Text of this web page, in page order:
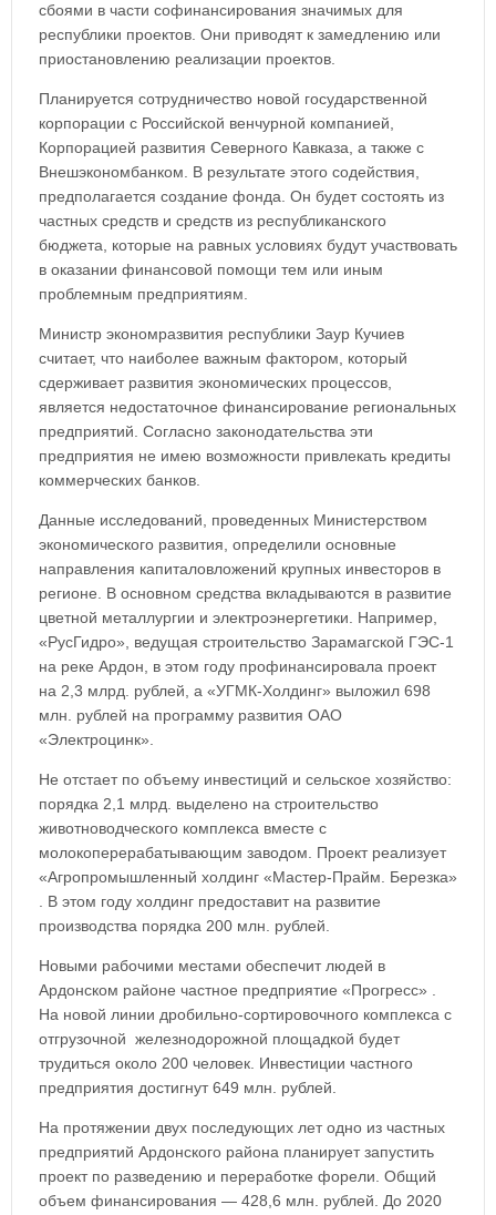
сбоями в части софинансирования значимых для
республики проектов. Они приводят к замедлению или
приостановлению реализации проектов.
Планируется сотрудничество новой государственной
корпорации с Российской венчурной компанией,
Корпорацией развития Северного Кавказа, а также с
Внешэкономбанком. В результате этого содействия,
предполагается создание фонда. Он будет состоять из
частных средств и средств из республиканского
бюджета, которые на равных условиях будут участвовать
в оказании финансовой помощи тем или иным
проблемным предприятиям.
Министр экономразвития республики Заур Кучиев
считает, что наиболее важным фактором, который
сдерживает развития экономических процессов,
является недостаточное финансирование региональных
предприятий. Согласно законодательства эти
предприятия не имею возможности привлекать кредиты
коммерческих банков.
Данные исследований, проведенных Министерством
экономического развития, определили основные
направления капиталовложений крупных инвесторов в
регионе. В основном средства вкладываются в развитие
цветной металлургии и электроэнергетики. Например,
«РусГидро», ведущая строительство Зарамагской ГЭС-1
на реке Ардон, в этом году профинансировала проект
на 2,3 млрд. рублей, а «УГМК-Холдинг» выложил 698
млн. рублей на программу развития ОАО
«Электроцинк».
Не отстает по объему инвестиций и сельское хозяйство:
порядка 2,1 млрд. выделено на строительство
животноводческого комплекса вместе с
молокоперерабатывающим заводом. Проект реализует
«Агропромышленный холдинг «Мастер-Прайм. Березка»
. В этом году холдинг предоставит на развитие
производства порядка 200 млн. рублей.
Новыми рабочими местами обеспечит людей в
Ардонском районе частное предприятие «Прогресс» .
На новой линии дробильно-сортировочного комплекса с
отгрузочной железнодорожной площадкой будет
трудиться около 200 человек. Инвестиции частного
предприятия достигнут 649 млн. рублей.
На протяжении двух последующих лет одно из частных
предприятий Ардонского района планирует запустить
проект по разведению и переработке форели. Общий
объем финансирования — 428,6 млн. рублей. До 2020